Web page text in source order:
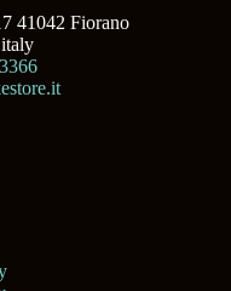
41042 Fiorano